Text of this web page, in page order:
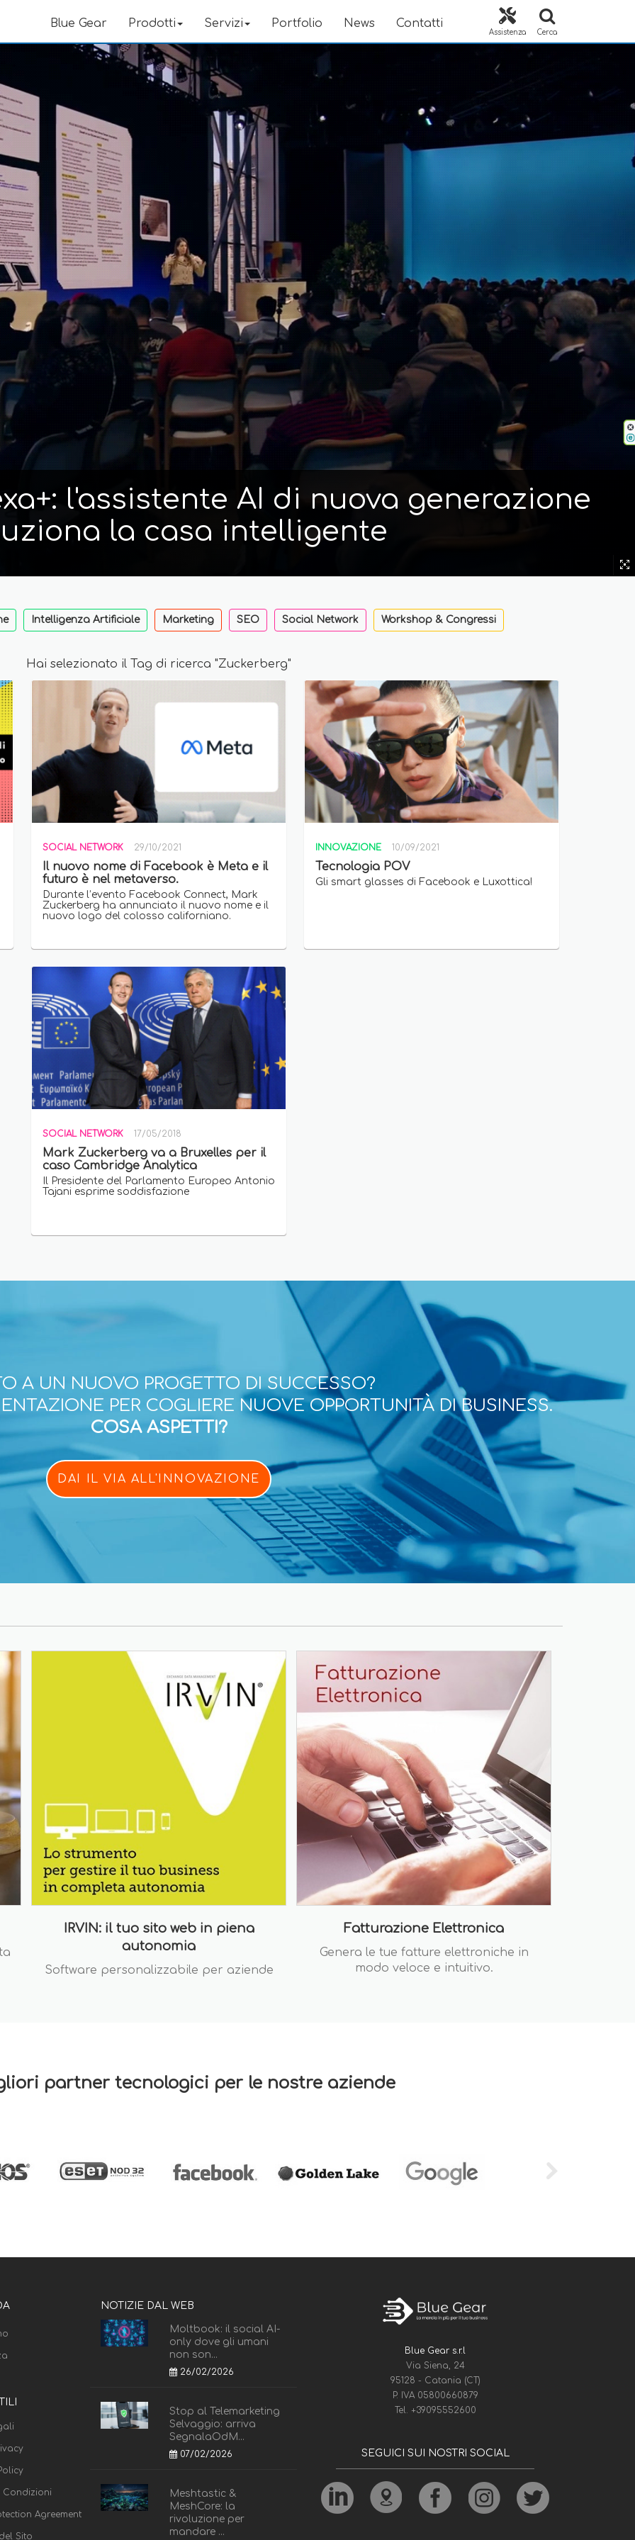
Blue Gear Prodotti Servizi Portfolio News Contatti
Assistenza Cerca
l'assistente AI di nuova generazione
la casa intelligente
Intelligenza Artificiale Marketing SEO Social Network Workshop & Congressi
Hai selezionato il Tag di ricerca "Zuckerberg"
SOCIAL NETWORK 29/10/2021
Il nuovo nome di Facebook è Meta e il
futuro è nel metaverso.
Durante l’evento Facebook Connect, Mark
Zuckerberg ha annunciato il nuovo nome e il
nuovo logo del colosso californiano.
INNOVAZIONE 10/09/2021
Tecnologia POV
Gli smart glasses di Facebook e Luxottica!
SOCIAL NETWORK 17/05/2018
Mark Zuckerberg va a Bruxelles per il
caso Cambridge Analytica
Il Presidente del Parlamento Europeo Antonio
Tajani esprime soddisfazione
A UN NUOVO PROGETTO DI SUCCESSO?
PER COGLIERE NUOVE OPPORTUNITÀ DI BUSINESS.
COSA ASPETTI?
DAI IL VIA ALL'INNOVAZIONE
IRVIN: il tuo sito web in piena
autonomia
Software personalizzabile per aziende
Fatturazione Elettronica
Genera le tue fatture elettroniche in
modo veloce e intuitivo.
partner tecnologici per le nostre aziende
Condizioni
Agreement
Sito
NOTIZIE DAL WEB
Moltbook: il social AI-
only dove gli umani
non son...
26/02/2026
Stop al Telemarketing
Selvaggio: arriva
SegnalaOdM...
07/02/2026
Meshtastic &
MeshCore: la
rivoluzione per
mandare ...
Blue Gear s.r.l
Via Siena, 24
95128 - Catania (CT)
P. IVA 05800660879
Tel. +39095552600
SEGUICI SUI NOSTRI SOCIAL